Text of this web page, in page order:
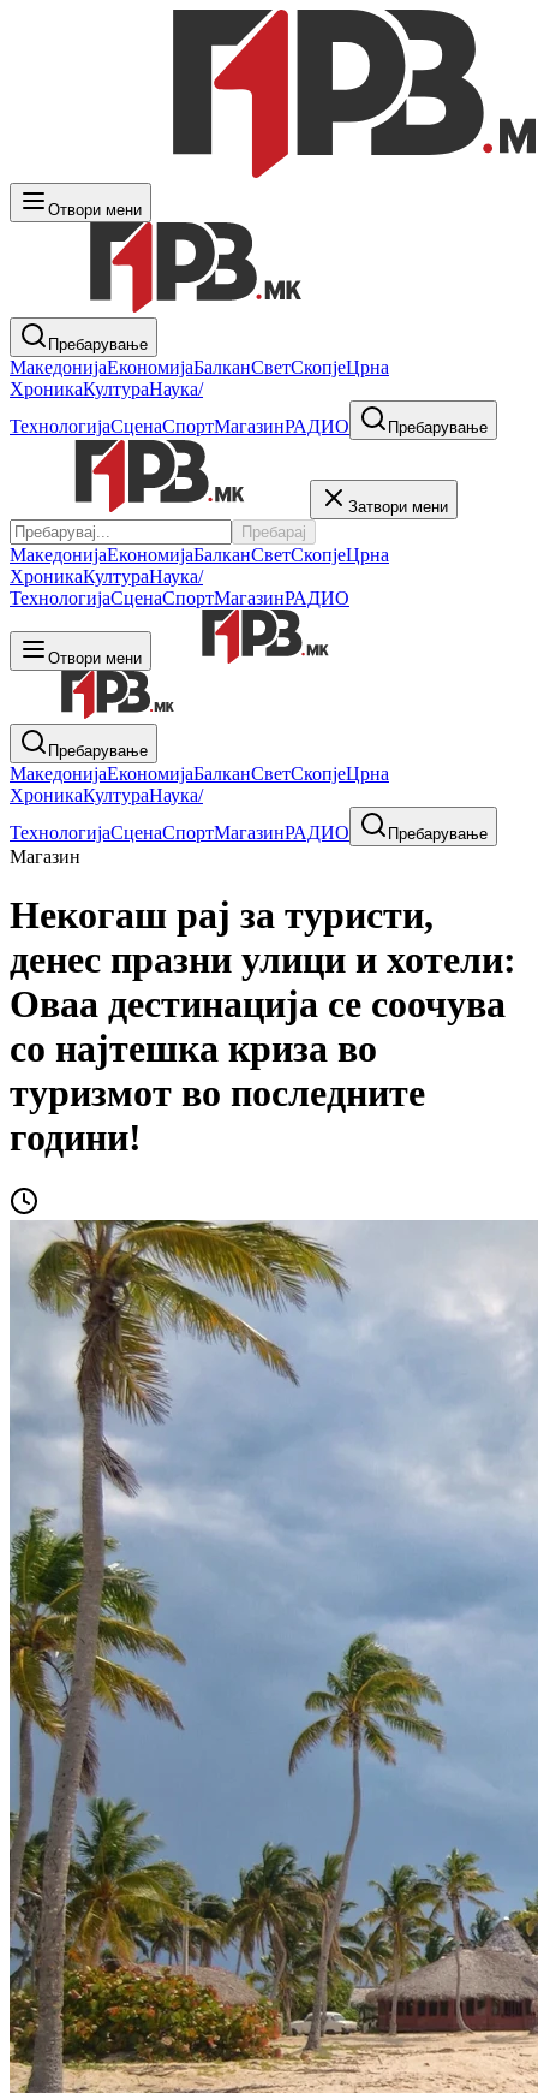
Отвори мени
Пребарување
МакедонијаЕкономијаБалканСветСкопјеЦрна
ХроникаКултураНаука/
ТехнологијаСценаСпортМагазинРАДИО Пребарување
Затвори мени
Пребарај
МакедонијаЕкономијаБалканСветСкопјеЦрна
ХроникаКултураНаука/
ТехнологијаСценаСпортМагазинРАДИО
Отвори мени
Пребарување
МакедонијаЕкономијаБалканСветСкопјеЦрна
ХроникаКултураНаука/
ТехнологијаСценаСпортМагазинРАДИО Пребарување
Магазин
Некогаш рај за туристи,
денес празни улици и хотели:
Оваа дестинација се соочува
со најтешка криза во
туризмот во последните
години!